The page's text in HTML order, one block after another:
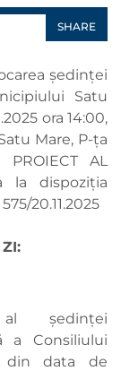
SHARE
ședinței
Satu
ora 14:00,
Mare, P-ța
AL
la dispoziția
20.11.2025
al ședinței
a Consiliului
din data de